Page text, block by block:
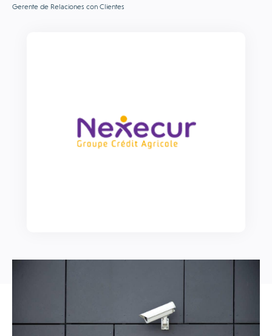
Gerente de Relaciones con Clientes